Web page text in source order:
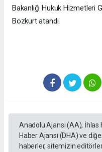
Bakanlığı Hukuk Hizmetleri
Bozkurt atandı.
Anadolu Ajansı (AA), İhlas
Haber Ajansı (DHA) ve
haberler, sitemizin